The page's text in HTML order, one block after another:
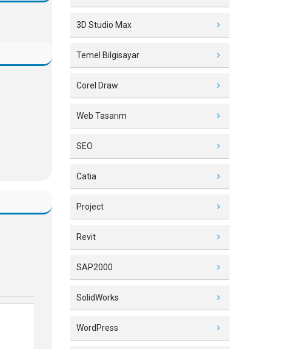
3D Studio Max
Temel Bilgisayar
Corel Draw
Web Tasarım
SEO
Catia
Project
Revit
SAP2000
SolidWorks
WordPress